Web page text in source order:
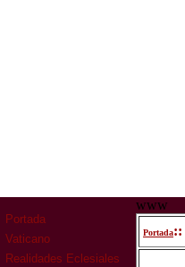
Portada
Vaticano
Realidades Eclesiales
www
Portada::